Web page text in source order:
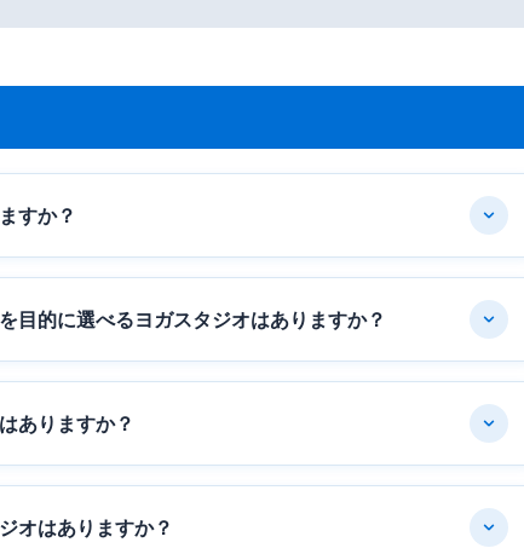
すか？
目的に選べるヨガスタジオはありますか？
ありますか？
オはありますか？